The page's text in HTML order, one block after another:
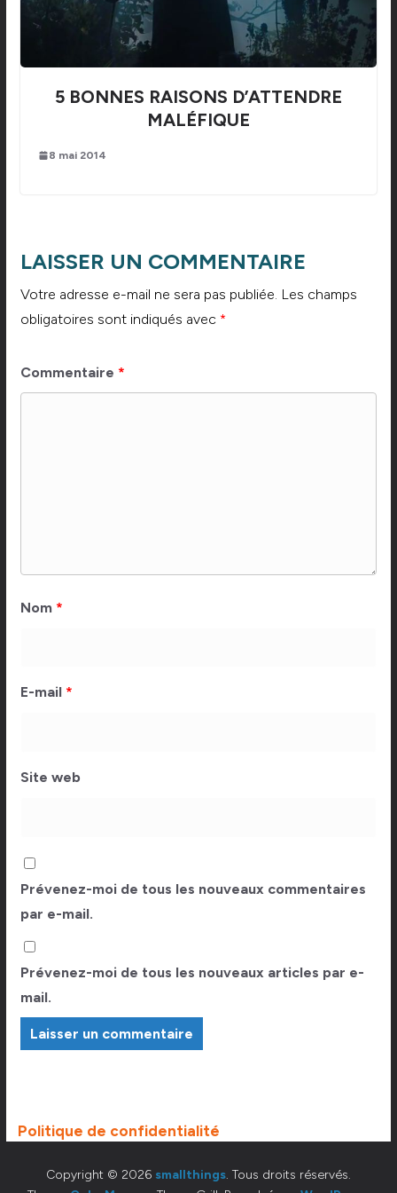
5 BONNES RAISONS D’ATTENDRE
MALÉFIQUE
8 mai 2014
LAISSER UN COMMENTAIRE
Votre adresse e-mail ne sera pas publiée. Les champs
obligatoires sont indiqués avec *
Commentaire *
Nom *
E-mail *
Site web
Prévenez-moi de tous les nouveaux commentaires
par e-mail.
Prévenez-moi de tous les nouveaux articles par e-
mail.
Politique de confidentialité
Copyright © 2026 smallthings. Tous droits réservés.